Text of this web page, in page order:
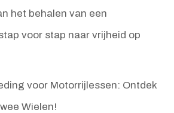
het behalen van een
voor stap naar vrijheid op
voor Motorrijlessen: Ontdek
Wielen!